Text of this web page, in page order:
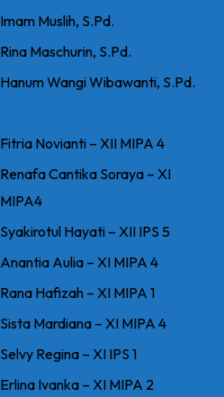
Imam Muslih, S.Pd.
Rina Maschurin, S.Pd.
Hanum Wangi Wibawanti, S.Pd.
Fitria Novianti – XII MIPA 4
Renafa Cantika Soraya – XI
MIPA4
Syakirotul Hayati – XII IPS 5
Anantia Aulia – XI MIPA 4
Rana Hafizah – XI MIPA 1
Sista Mardiana – XI MIPA 4
Selvy Regina – XI IPS 1
Erlina Ivanka – XI MIPA 2